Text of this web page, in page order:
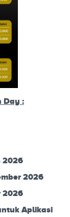
Day :
2026
2026
2026
Aplikasi